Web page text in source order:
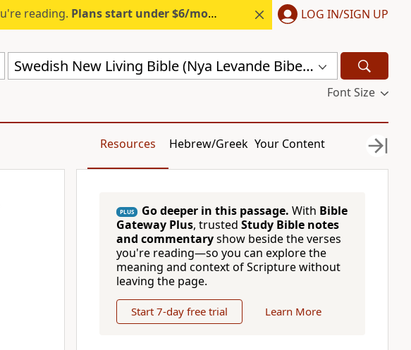
reading. Plans start under $6/month. Start free. LOG IN/SIGN UP
Swedish New Living Bible (Nya Levande Bibeln) (SVL)
Font Size
Resources Hebrew/Greek Your Content
PLUS Go deeper in this passage. With Bible
Gateway Plus, trusted Study Bible notes
and commentaryshow beside the verses
you're reading—so you can explore the
meaning and context of Scripture without
leaving the page.
Start 7-day free trial Learn More